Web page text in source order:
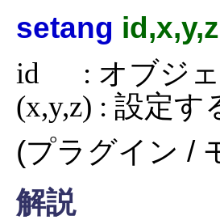
setang id,x,y,z
id      : オブジ
(x,y,z) : 設定
(プラグイン /
解説